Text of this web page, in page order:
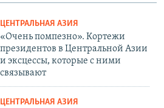
ЦЕНТРАЛЬНАЯ АЗИЯ
«Очень помпезно». Кортежи
президентов в Центральной Азии
и эксцессы, которые с ними
связывают
ЦЕНТРАЛЬНАЯ АЗИЯ